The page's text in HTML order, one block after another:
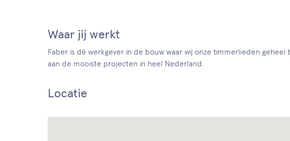
Waar jij werkt
Faber is dé werkgever in de bouw waar wij onze timmerlieden
aan de mooiste projecten in heel Nederland.
Locatie